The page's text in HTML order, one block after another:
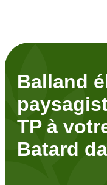
Balland
TP à
Batard